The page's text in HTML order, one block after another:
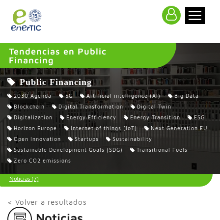
Tendencias en Public
Financing
Public Financing
2030 Agenda 5G Artificial intelligence (AI)
Big Data
Blockchain
Digital Transformation
Digital Twin
Digitalization
Energy Efficiency Energy Transition
ESG
Horizon Europe
Internet of things (IoT)
Next Generation EU
Open Innovation
Startups
Sustainability
Sustainable Development Goals (SDG)
Transitional Fuels
Zero CO2 emissions
Noticias (7)
< Volver a resultados